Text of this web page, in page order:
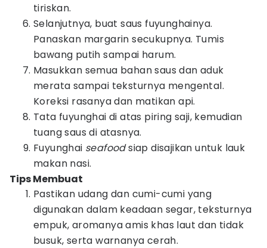
tiriskan.
Selanjutnya, buat saus fuyunghainya.
Panaskan margarin secukupnya. Tumis
bawang putih sampai harum.
Masukkan semua bahan saus dan aduk
merata sampai teksturnya mengental.
Koreksi rasanya dan matikan api.
Tata fuyunghai di atas piring saji, kemudian
tuang saus di atasnya.
Fuyunghai seafoodsiap disajikan untuk lauk
makan nasi.
Tips Membuat
Pastikan udang dan cumi-cumi yang
digunakan dalam keadaan segar, teksturnya
empuk, aromanya amis khas laut dan tidak
busuk, serta warnanya cerah.